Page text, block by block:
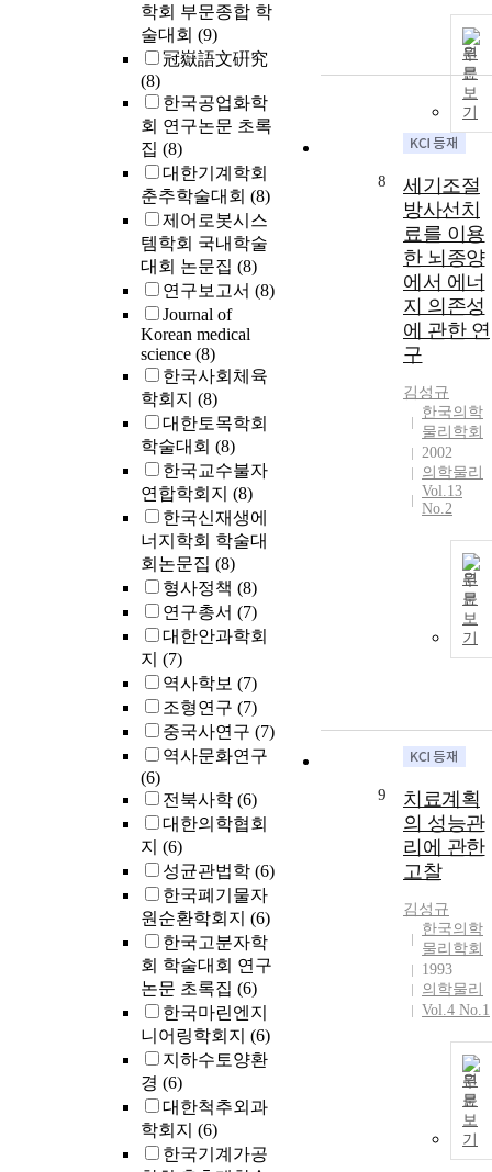
학회 부문종합 학
술대회 (9)
冠嶽語文硏究
(8)
한국공업화학
회 연구논문 초록
집 (8)
대한기계학회
춘추학술대회 (8)
제어로봇시스
템학회 국내학술
대회 논문집 (8)
연구보고서 (8)
Journal of
Korean medical
science (8)
한국사회체육
학회지 (8)
대한토목학회
학술대회 (8)
한국교수불자
연합학회지 (8)
한국신재생에
너지학회 학술대
회논문집 (8)
형사정책 (8)
연구총서 (7)
대한안과학회
지 (7)
역사학보 (7)
조형연구 (7)
중국사연구 (7)
역사문화연구
(6)
전북사학 (6)
대한의학협회
지 (6)
성균관법학 (6)
한국폐기물자
원순환학회지 (6)
한국고분자학
회 학술대회 연구
논문 초록집 (6)
한국마린엔지
니어링학회지 (6)
지하수토양환
경 (6)
대한척추외과
학회지 (6)
한국기계가공
원
문
보
기
8
세기조절
방사선치
료를 이용
한 뇌종양
에서 에너
지 의존성
에 관한 연
구
김성규
한국의학
물리학회
2002
의학물리
Vol.13
No.2
원
문
보
기
9
치료계획
의 성능관
리에 관한
고찰
김성규
한국의학
물리학회
1993
의학물리
Vol.4 No.1
원
문
보
기